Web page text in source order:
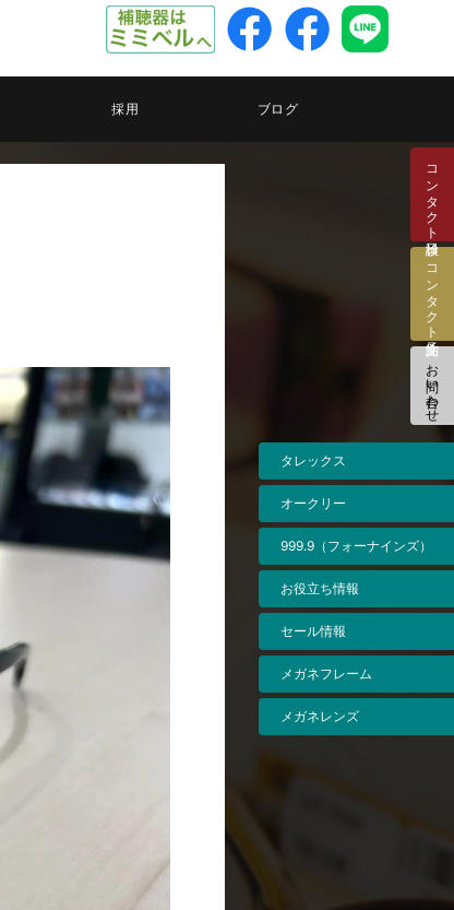
採用 ブログ
コンタクト検診日
コンタクト注文予約
お問い合わせ
タレックス
オークリー
999.9（フォーナインズ）
お役立ち情報
セール情報
メガネフレーム
メガネレンズ